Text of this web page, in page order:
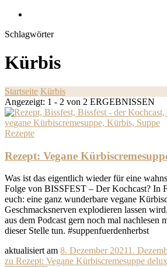
Schlagwörter
Kürbis
Startseite Kürbis
Angezeigt: 1 - 2 von 2 ERGEBNISSEN
Rezepte
Rezept: Vegane
Was ist das eigentlich wieder für eine
Folge von BISSFEST – Der Kochcast? In
euch: eine ganz wunderbare vegane
Geschmacksnerven explodieren lassen
aus dem Podcast gern noch mal nachlesen
dieser Stelle tun. #suppenfuerdenherbst
aktualisiert am 8. Dezember 20211.
zu Rezept: Vegane Kürbiscremesuppe